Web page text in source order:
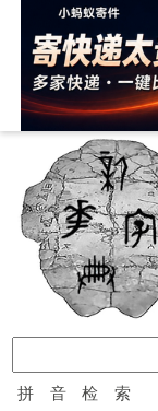
拼音检索